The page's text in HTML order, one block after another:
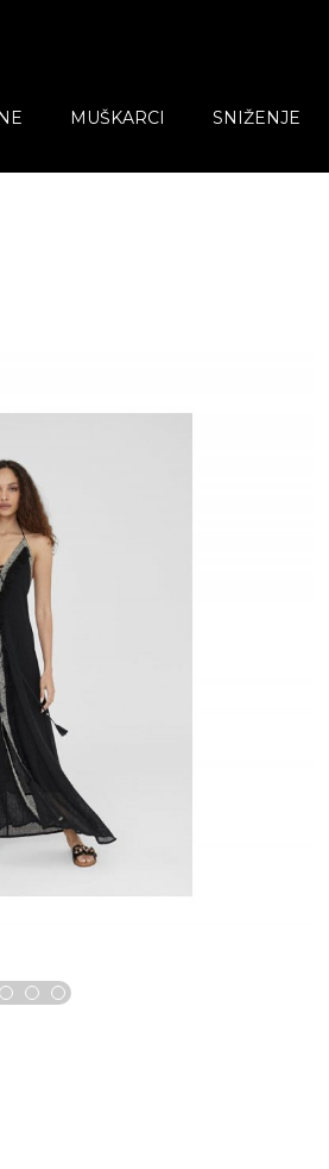
MUŠKARCI SNIŽENJE